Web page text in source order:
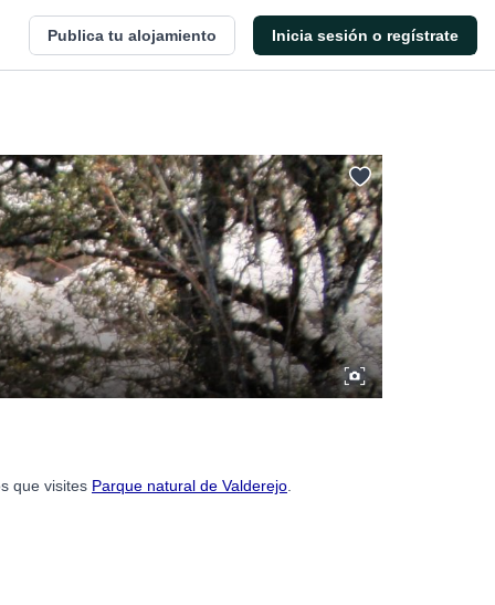
Publica tu alojamiento Inicia sesión o regístrate
que visites Parque natural de Valderejo